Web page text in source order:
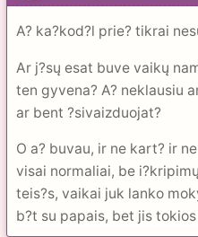
A? ka?kod?l prie? tikrai
Ar j?sų esat buve vaikų
ten gyvena? A? neklausiu
ar bent ?sivaizduojat?
O a? buvau, ir ne kart? ir
visai normaliai, be
teis?s, vaikai juk lanko
b?t su papais, bet jis